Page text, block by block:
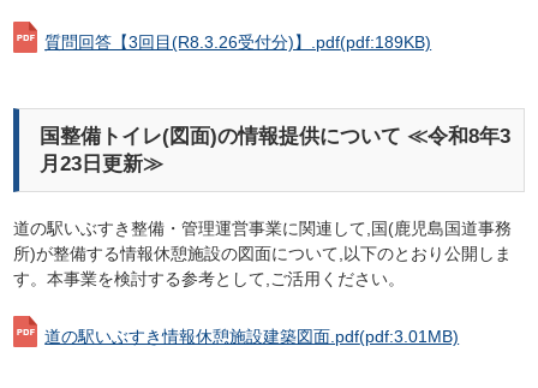
質問回答【3回目(R8.3.26受付分)】.pdf(pdf:189KB)
国整備トイレ(図面)の情報提供について ≪令和8年3
月23日更新≫
道の駅いぶすき整備・管理運営事業に関連して,国(鹿児島国道事務
所)が整備する情報休憩施設の図面について,以下のとおり公開しま
す。本事業を検討する参考として,ご活用ください。
道の駅いぶすき情報休憩施設建築図面.pdf(pdf:3.01MB)